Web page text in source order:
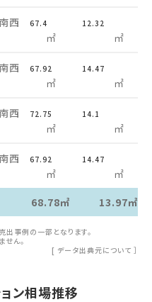
南西 67.4
㎡
12.32
㎡
南西 67.92
㎡
14.47
㎡
南西 72.75
㎡
14.1
㎡
南西 67.92
㎡
14.47
㎡
68.78㎡ 13.97㎡
事例の一部となります。
ん。
[ データ出典元について ］
ン相場推移